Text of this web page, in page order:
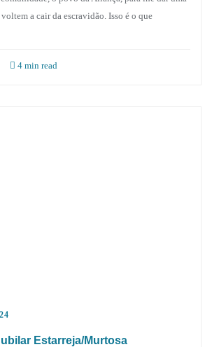
a cair da escravidão. Isso é o que
4 min read
Estarreja/Murtosa